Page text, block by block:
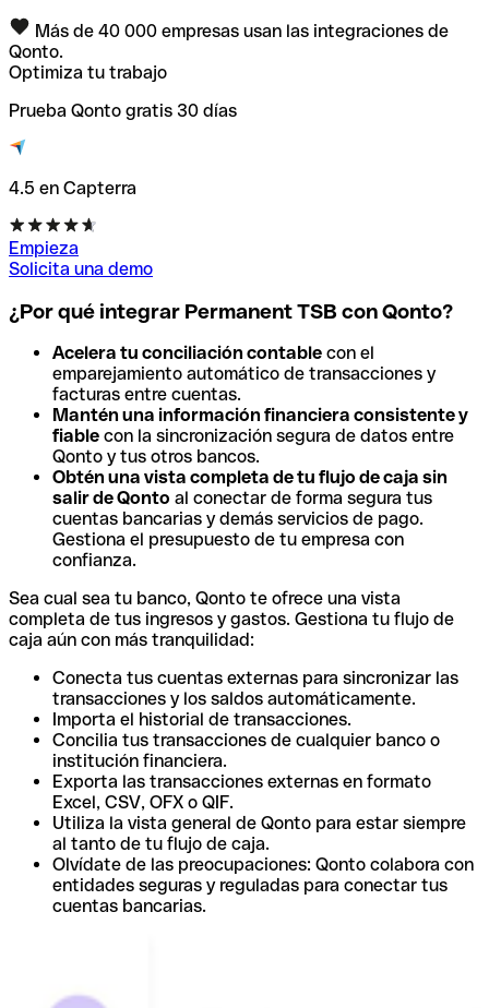
Más de 40 000 empresas usan las integraciones de
Qonto.
Optimiza tu trabajo
Prueba Qonto gratis 30 días
4.5 en Capterra
Empieza
Solicita una demo
¿Por qué integrar Permanent TSB con Qonto?
Acelera tu conciliación contable con el
emparejamiento automático de transacciones y
facturas entre cuentas.
Mantén una información financiera consistente y
fiable con la sincronización segura de datos entre
Qonto y tus otros bancos.
Obtén una vista completa de tu flujo de caja sin
salir de Qonto al conectar de forma segura tus
cuentas bancarias y demás servicios de pago.
Gestiona el presupuesto de tu empresa con
confianza.
Sea cual sea tu banco, Qonto te ofrece una vista
completa de tus ingresos y gastos. Gestiona tu flujo de
caja aún con más tranquilidad:
Conecta tus cuentas externas para sincronizar las
transacciones y los saldos automáticamente.
Importa el historial de transacciones.
Concilia tus transacciones de cualquier banco o
institución financiera.
Exporta las transacciones externas en formato
Excel, CSV, OFX o QIF.
Utiliza la vista general de Qonto para estar siempre
al tanto de tu flujo de caja.
Olvídate de las preocupaciones: Qonto colabora con
entidades seguras y reguladas para conectar tus
cuentas bancarias.